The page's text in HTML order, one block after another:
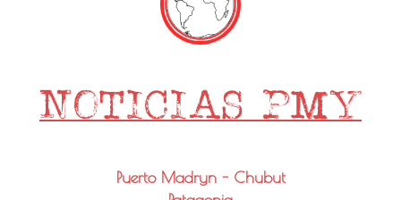
Puerto Madryn - Chubut